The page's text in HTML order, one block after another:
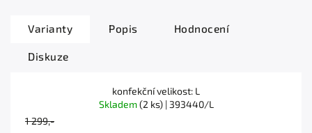
Varianty Popis Hodnocení
Diskuze
konfekční velikost: L
Skladem(2 ks)| 393440/L
1 299,-